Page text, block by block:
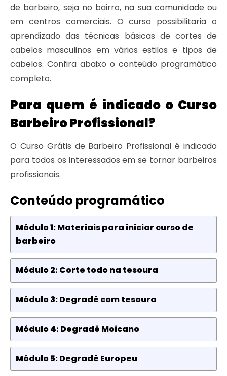
de barbeiro, seja no bairro, na sua comunidade ou
em centros comerciais. O curso possibilitaria o
aprendizado das técnicas básicas de cortes de
cabelos masculinos em vários estilos e tipos de
cabelos. Confira abaixo o conteúdo programático
completo.
Para quem é indicado o Curso
Barbeiro Profissional?
O Curso Grátis de Barbeiro Profissional é indicado
para todos os interessados em se tornar barbeiros
profissionais.
Conteúdo programático
Módulo 1: Materiais para iniciar curso de
barbeiro
Módulo 2: Corte todo na tesoura
Módulo 3: Degradê com tesoura
Módulo 4: Degradê Moicano
Módulo 5: Degradê Europeu